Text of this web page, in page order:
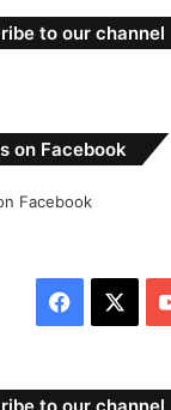
to our channel
on Facebook
Facebook
Facebook